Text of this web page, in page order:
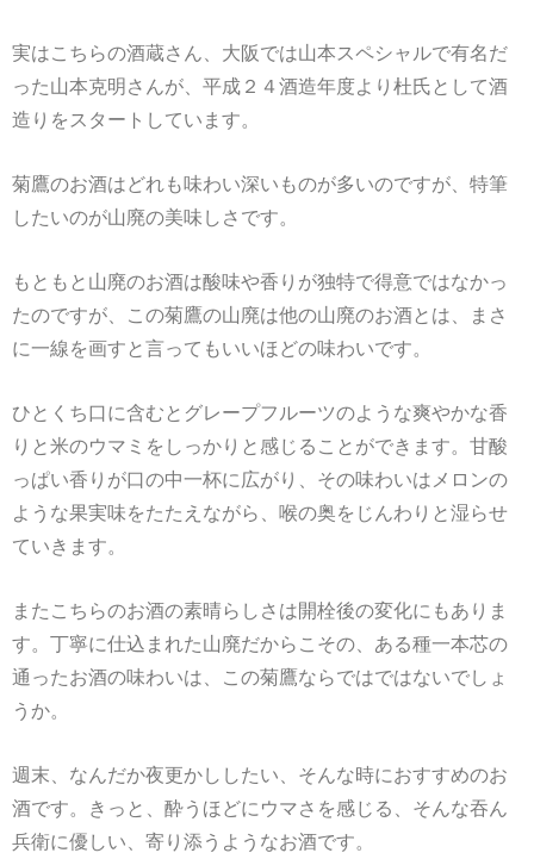
実はこちらの酒蔵さん、大阪では山本スペシャルで有名だ
った山本克明さんが、平成２４酒造年度より杜氏として酒
造りをスタートしています。
菊鷹のお酒はどれも味わい深いものが多いのですが、特筆
したいのが山廃の美味しさです。
もともと山廃のお酒は酸味や香りが独特で得意ではなかっ
たのですが、この菊鷹の山廃は他の山廃のお酒とは、まさ
に一線を画すと言ってもいいほどの味わいです。
ひとくち口に含むとグレープフルーツのような爽やかな香
りと米のウマミをしっかりと感じることができます。甘酸
っぱい香りが口の中一杯に広がり、その味わいはメロンの
ような果実味をたたえながら、喉の奥をじんわりと湿らせ
ていきます。
またこちらのお酒の素晴らしさは開栓後の変化にもありま
す。丁寧に仕込まれた山廃だからこその、ある種一本芯の
通ったお酒の味わいは、この菊鷹ならではではないでしょ
うか。
週末、なんだか夜更かししたい、そんな時におすすめのお
酒です。きっと、酔うほどにウマさを感じる、そんな吞ん
兵衛に優しい、寄り添うようなお酒です。